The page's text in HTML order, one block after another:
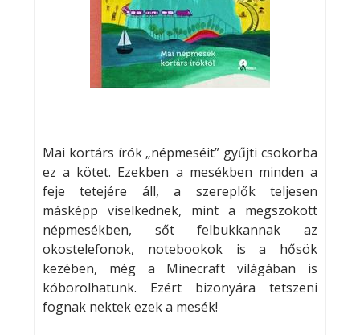
Mai kortárs írók „népmeséit” gyűjti csokorba
ez a kötet. Ezekben a mesékben minden a
feje tetejére áll, a szereplők teljesen
másképp viselkednek, mint a megszokott
népmesékben, sőt felbukkannak az
okostelefonok, notebookok is a hősök
kezében, még a Minecraft világában is
kóborolhatunk. Ezért bizonyára tetszeni
fognak nektek ezek a mesék!